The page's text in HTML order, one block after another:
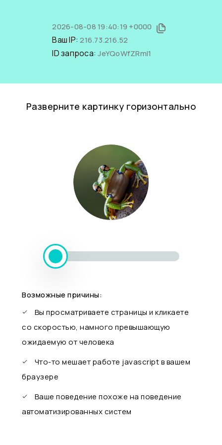
2026-08-08 19:40:19 +0000
Ваш IP:216.73.216.52
ID запроса:JeYQoWfZRmI1
Разверните картинку горизонтально
Возможные причины:
Вы просматриваете страницы и кликаете
со скоростью, намного превышающую
ожидаемую от человека
Что-то мешает работе javascript в вашем
браузере
Ваше поведение похоже на поведение
автоматизированных систем